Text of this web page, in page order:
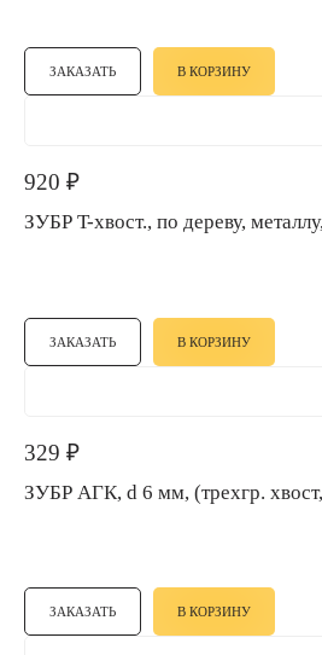
ЗАКАЗАТЬ В КОРЗИНУ
920 ₽
ЗУБР T-хвост., по дереву,
ЗАКАЗАТЬ В КОРЗИНУ
329 ₽
ЗУБР АГК, d 6 мм, (трехгр.
ЗАКАЗАТЬ В КОРЗИНУ